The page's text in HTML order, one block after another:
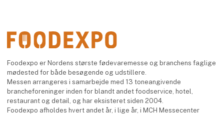
Foodexpo er Nordens største fødevaremesse og branchens faglige
mødested for både besøgende og udstillere.
Messen arrangeres i samarbejde med 13 toneangivende
brancheforeninger inden for blandt andet foodservice, hotel,
restaurant og detail, og har eksisteret siden 2004.
Foodexpo afholdes hvert andet år, i lige år, i MCH Messecenter